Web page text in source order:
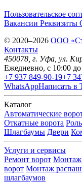
Пользовательское
Вакансии Реквизиты
© 2020–2026 OOO
Контакты
450078 , г. Уфа ул.
Ежедневно, с 10:00
+7 937 849-90-19+7
WhatsAppНаписать в
Каталог
Автоматические
Откатные ворота
Шлагбаумы Двери
Услуги и сервисы
Ремонт ворот Монтаж
ворот Монтаж
шлагбаумов